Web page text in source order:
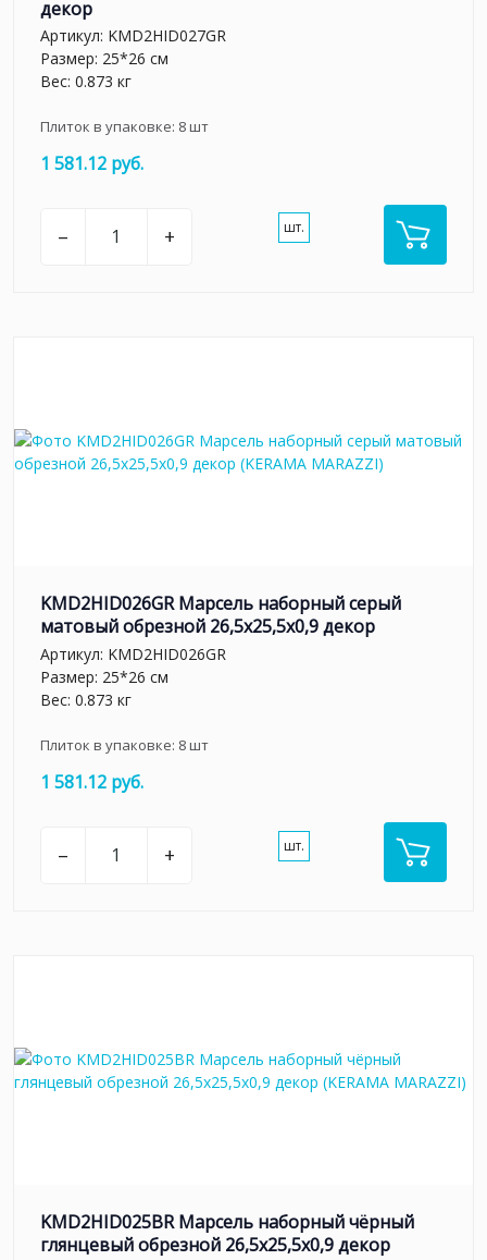
декор
Артикул: KMD2HID027GR
Размер: 25*26 см
Вес: 0.873 кг
Плиток в упаковке: 8шт
1 581.12 руб.
– + шт.
KMD2HID026GR Марсель наборный серый
матовый обрезной 26,5x25,5x0,9 декор
Артикул: KMD2HID026GR
Размер: 25*26 см
Вес: 0.873 кг
Плиток в упаковке: 8шт
1 581.12 руб.
– + шт.
KMD2HID025BR Марсель наборный чёрный
глянцевый обрезной 26,5x25,5x0,9 декор